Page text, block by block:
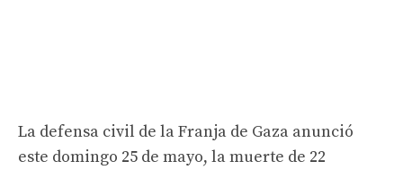
La defensa civil de la Franja de Gaza anunció
este domingo 25 de mayo, la muerte de 22